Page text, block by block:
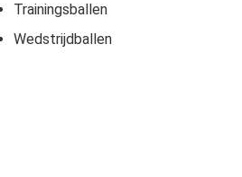
Trainingsballen
Wedstrijdballen